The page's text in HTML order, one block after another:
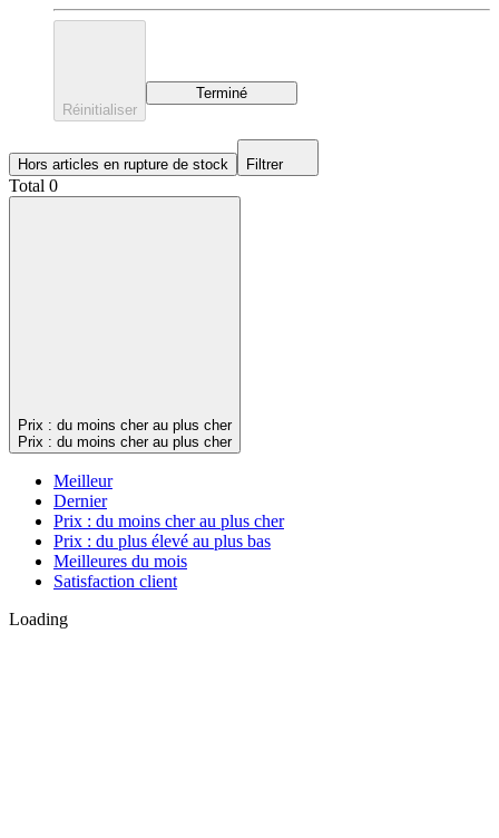
Réinitialiser
Terminé
Hors articles en rupture de stock Filtrer
Total 0
Prix : du moins cher au plus cher
Prix : du moins cher au plus cher
Meilleur
Dernier
Prix : du moins cher au plus cher
Prix : du plus élevé au plus bas
Meilleures du mois
Satisfaction client
Loading